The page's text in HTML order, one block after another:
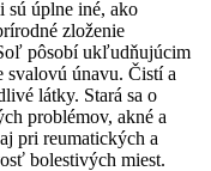
sú úplne iné, ako
zloženie
pôsobí ukľudňujúcim
svalovú únavu. Čistí a
látky. Stará sa o
problémov, akné a
pri reumatických a
bolestivých miest.